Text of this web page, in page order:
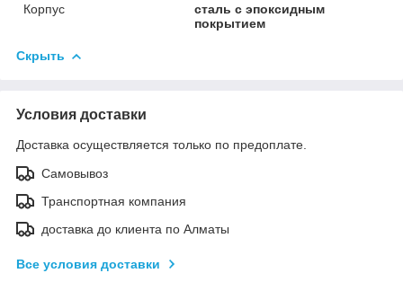
Корпус
сталь с эпоксидным
покрытием
Скрыть
Условия доставки
Доставка осуществляется только по предоплате.
Самовывоз
Транспортная компания
доставка до клиента по Алматы
Все условия доставки